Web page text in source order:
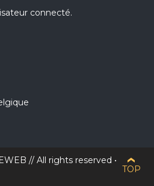
connecté.
// All rights reserved •
TOP